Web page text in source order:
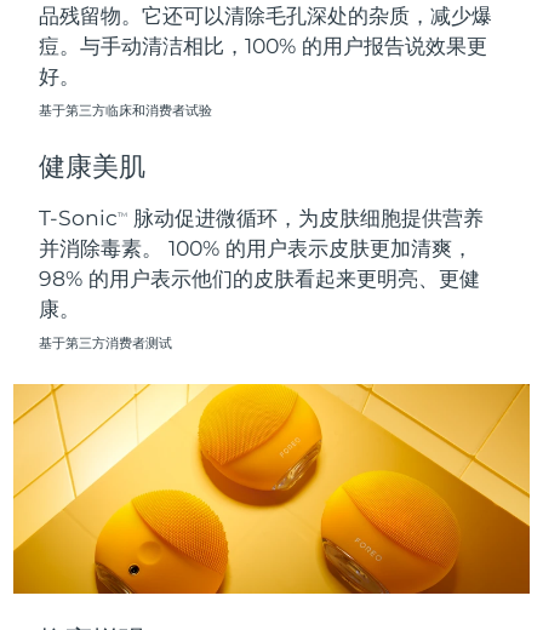
品残留物。它还可以清除毛孔深处的杂质，减少爆
痘。与手动清洁相比，100% 的用户报告说效果更
好。
基于第三方临床和消费者试验
健康美肌
T-SonicTM
脉动促进微循环，为皮肤细胞提供营养
并消除毒素。 100% 的用户表示皮肤更加清爽，
98% 的用户表示他们的皮肤看起来更明亮、更健
康。
基于第三方消费者测试
阿曼 预计送达日期8/13/26
菲律宾
波多黎各 预计送达日期8/12/26
卡塔尔
罗马尼亚 预计送达日期 8/10/26
俄罗斯 预计送达日期 8/18/26
沙特阿拉伯 预计送达日期8/11/26
新加坡 预计送达日期8/12/26